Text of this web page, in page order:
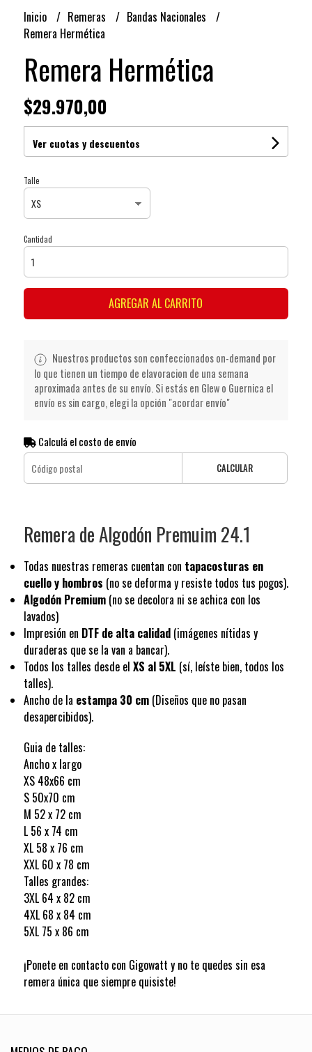
Inicio Remeras
Bandas Nacionales
Remera Hermética
Remera Hermética
$29.970,00
Ver cuotas y descuentos
Talle
Cantidad
AGREGAR AL CARRITO
Nuestros productos son confeccionados on-demand por
lo que tienen un tiempo de elavoracion de una semana
aproximada antes de su envío. Si estás en Glew o Guernica el
envío es sin cargo, elegi la opción "acordar envío"
Calculá el costo de envío
CALCULAR
Remera de Algodón Premuim 24.1
Todas nuestras remeras cuentan con tapacosturas en
cuello y hombros (no se deforma y resiste todos tus pogos).
Algodón Premium(no se decolora ni se achica con los
lavados)
Impresión en DTF de alta calidad(imágenes nítidas y
duraderas que se la van a bancar).
Todos los talles desde el XS al 5XL (sí, leíste bien, todos los
talles).
Ancho de la estampa 30 cm(Diseños que no pasan
desapercibidos).
Guia de talles:
Ancho x largo
XS 48x66 cm
S 50x70 cm
M 52 x 72 cm
L 56 x 74 cm
XL 58 x 76 cm
XXL 60 x 78 cm
Talles grandes:
3XL 64 x 82 cm
4XL 68 x 84 cm
5XL 75 x 86 cm
¡Ponete en contacto con Gigowatt y no te quedes sin esa
remera única que siempre quisiste!